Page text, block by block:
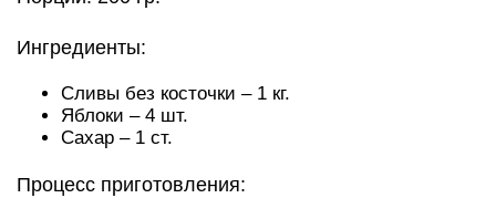
Ингредиенты:
Сливы без косточки – 1 кг.
Яблоки – 4 шт.
Сахар – 1 ст.
Процесс приготовления: